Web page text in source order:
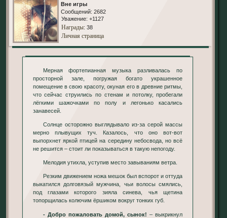
Вне игры
Сообщений: 2682
Уважение: +1127
Награды: 38
Личная страница
Мерная фортепианная музыка разливалась по
просторной зале, погружая богато украшенное
помещение в свою красоту, окуная его в древние ритмы,
что сейчас струились по стенам и потолку, пробегали
лёгкими шажочками по полу и легонько касались
занавесей.
Солнце осторожно выглядывало из-за серой массы
мерно плывущих туч. Казалось, что оно вот-вот
выпорхнет яркой птицей на середину небосвода, но всё
не решится – стоит ли показываться в такую непогоду.
Мелодия утихла, уступив место завываниям ветра.
Резким движением ножа мешок был вспорот и оттуда
выкатился долговязый мужчина, чьи волосы смялись,
под глазами которого зияла синева, чья щетина
топорщилась колючим ёршиком вокруг тонких губ.
- Добро пожаловать домой, сынок! – выкрикнул